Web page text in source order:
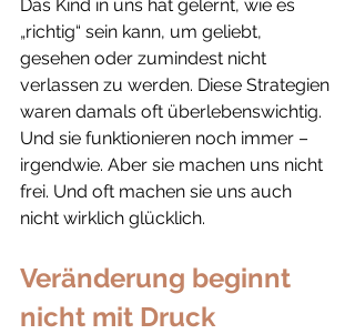
Das Kind in uns hat gelernt, wie es
„richtig“ sein kann, um geliebt,
gesehen oder zumindest nicht
verlassen zu werden. Diese Strategien
waren damals oft überlebenswichtig.
Und sie funktionieren noch immer –
irgendwie. Aber sie machen uns nicht
frei. Und oft machen sie uns auch
nicht wirklich glücklich.
Veränderung beginnt
nicht mit Druck